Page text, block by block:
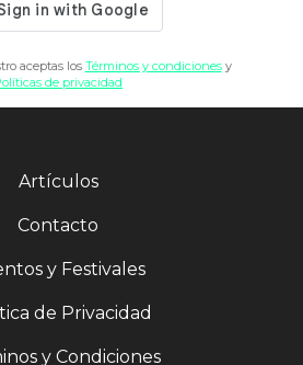
aceptas los Términos y condicionesy
de privacidad
Artículos
Contacto
y Festivales
de Privacidad
y Condiciones